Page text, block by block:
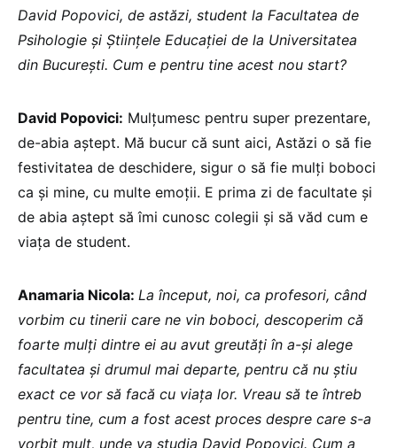
David Popovici, de astăzi, student la Facultatea de
Psihologie și Științele Educației de la Universitatea
din București. Cum e pentru tine acest nou start?
David Popovici: Mulțumesc pentru super prezentare,
de-abia aștept. Mă bucur că sunt aici, Astăzi o să fie
festivitatea de deschidere, sigur o să fie mulți boboci
ca și mine, cu multe emoții. E prima zi de facultate și
de abia aștept să îmi cunosc colegii și să văd cum e
viața de student.
Anamaria Nicola: La început, noi, ca profesori, când
vorbim cu tinerii care ne vin boboci, descoperim că
foarte mulți dintre ei au avut greutăți în a-și alege
facultatea și drumul mai departe, pentru că nu știu
exact ce vor să facă cu viața lor. Vreau să te întreb
pentru tine, cum a fost acest proces despre care s-a
vorbit mult, unde va studia David Popovici. Cum a